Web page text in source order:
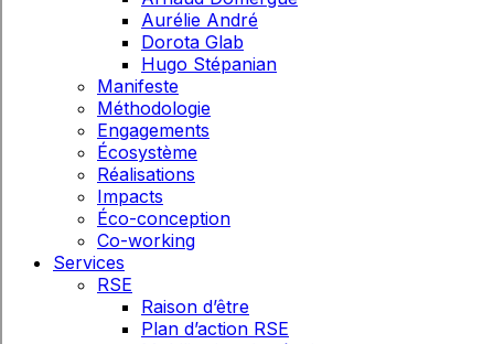
Aurélie André
Dorota Glab
Hugo Stépanian
Manifeste
Méthodologie
Engagements
Écosystème
Réalisations
Impacts
Éco-conception
Co-working
Services
RSE
Raison d’être
Plan d’action RSE